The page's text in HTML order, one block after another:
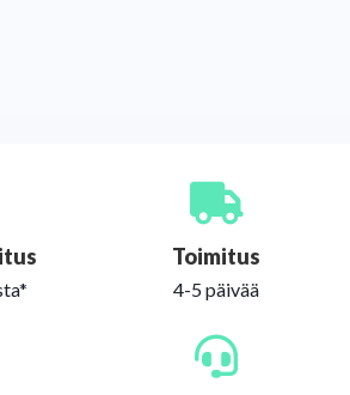
Toimitus
4-5 päivää